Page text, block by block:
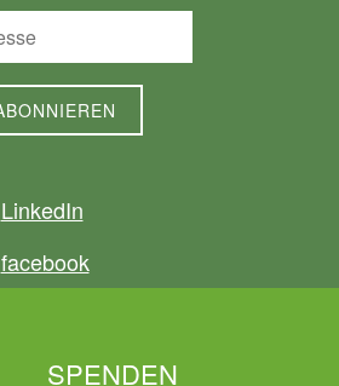
LinkedIn
facebook
SPENDEN